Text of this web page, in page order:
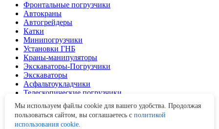
Фронтальные погрузчики
Автокраны
Автогрейдеры
Катки
Минипогрузчики
Установки ГНБ
Краны-манипуляторы
Экскаваторы-Погрузчики
Экскаваторы
Асфальтоукладчики
Телескопические погрузчики
Гусеничные краны
Буровые установки
Асфальтобетонные заводы
Мы используем файлы cookie для вашего удобства. Продолжая
пользоваться сайтом, вы соглашаетесь с политикой
использования cookie.